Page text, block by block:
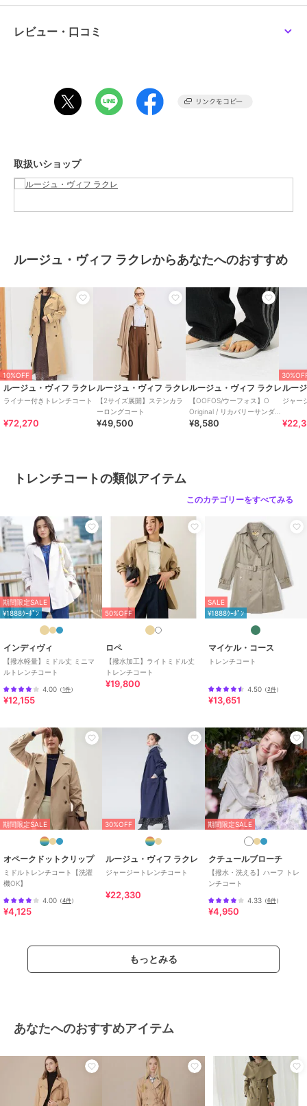
通勤やお出かけスタイルにも合わせやすい、
【注意事項】
※画像の商品はサンプルです。
実際の商品と仕様、加工が若干異なる場合があります。
予めご了承下さい。
き」
「洗濯表示」を必ずご確認ください。
※商品に不良が無い場合、包装紙および箱の彼損がございましても発
送いたします。
あらかじめご了承ください。
ブランド ルージュ・ヴィフ ラクレ
ルージュ・ヴィフ ラクレ
アウター・ジャケット・コート
カラー ベージュ
サイズ
素材
コットン70% ポリエステル30%
商品のお取り扱い方法
お手入れ ドライクリーニング
原産国 ベトナム
レビュー・口コミ
取扱いショップ
ルージュ・ヴィフ ラクレからあなたへのおすすめ
10%OFF
ルージュ・ヴィフ ラクレ
ライナー付きトレンチコート
¥72,270
ルージュ・ヴィフ ラクレ
【2サイズ展開】ステンカラ
ーロングコート
¥49,500
ルージュ・ヴィフ ラクレ
【OOFOS/ウーフォス】O
Original / リカバリーサンダル
【WEB限
¥8,580
ルー
ジャー
トレンチコートの類似アイテム
このカテゴリーをすべてみる
期間限定SALE
¥1888ｸｰﾎﾟﾝ
インディヴィ
【撥水軽量】ミドル丈 ミニマ
ルトレンチコート
4.00 （1件）
¥12,155
50%OFF
ロペ
【撥水加工】ライトミドル丈
トレンチコート
¥19,800
SALE
¥1888ｸｰﾎﾟﾝ
マイケル・コース
トレンチコート
4.50（2件）
¥13,651
期間限定SALE
オペークドットクリップ
ミドルトレンチコート【洗濯
機OK】
4.00 （4件）
¥4,125
30%OFF
ルージュ・ヴィフ ラクレ
ジャージートレンチコート
¥22,330
期間限定SALE
クチュールブローチ
【撥水・洗える】ハーフ トレ
ンチコート
4.33（6件）
¥4,950
もっとみる
あなたへのおすすめアイテム